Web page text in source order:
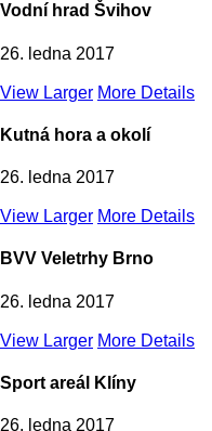
Vodní hrad Švihov
26. ledna 2017
View Larger More Details
Kutná hora a okolí
26. ledna 2017
View Larger More Details
BVV Veletrhy Brno
26. ledna 2017
View Larger More Details
Sport areál Klíny
26. ledna 2017